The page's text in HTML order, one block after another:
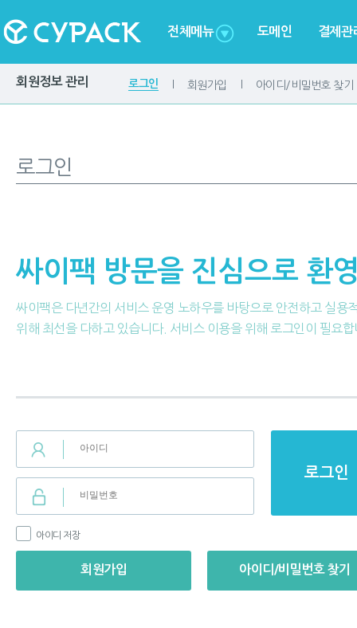
전체메뉴 도메인 결제관
회원정보 관리 로그인 회원가입 아이디/비밀번호 찾기
로그인
싸이팩 방문을 진심으로 환
싸이팩은 다년간의 서비스 운영 노하우를 바탕으로 안전하고 실용
위해 최선을 다하고 있습니다. 서비스 이용을 위해 로그인이 필요합
로그인
아이디 저장
회원가입 아이디/비밀번호 찾기